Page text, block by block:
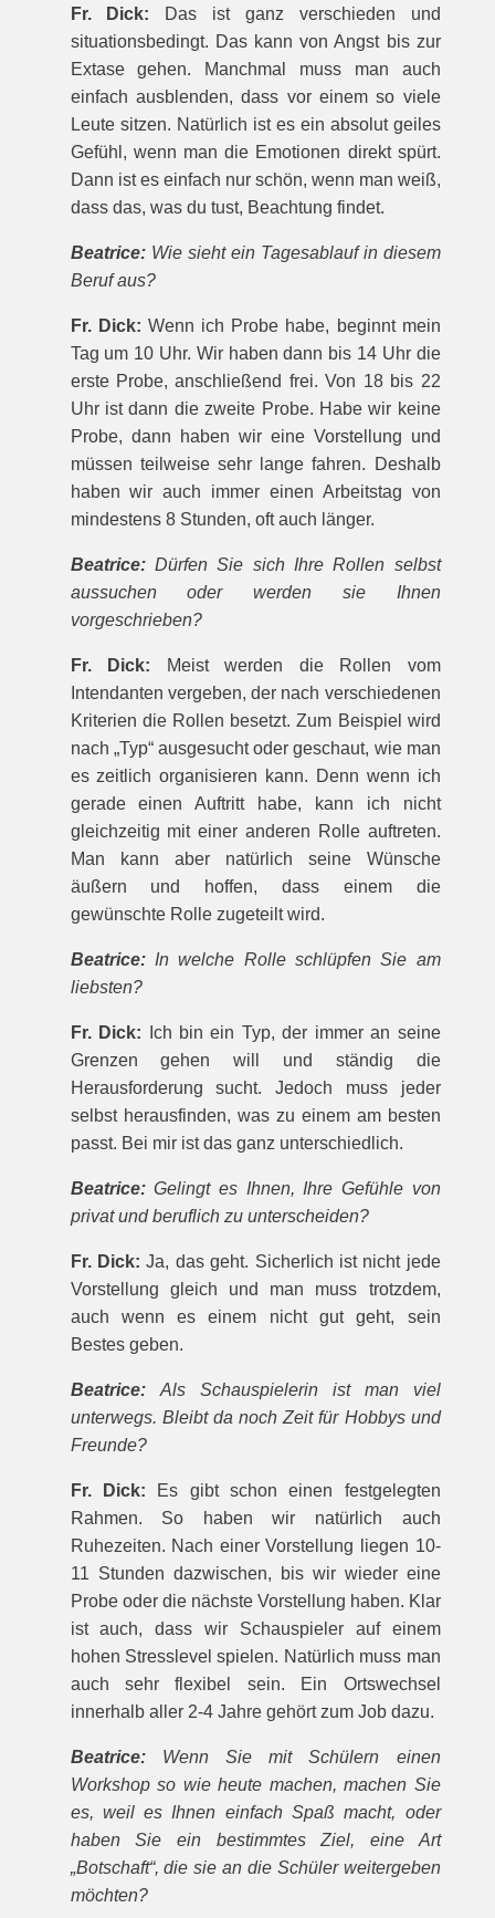
Fr. Dick:
Das ist ganz verschieden und
situationsbedingt. Das kann von Angst bis zur
Extase gehen. Manchmal muss man auch
einfach ausblenden, dass vor einem so viele
Leute sitzen. Natürlich ist es ein absolut geiles
Gefühl, wenn man die Emotionen direkt spürt.
Dann ist es einfach nur schön, wenn man weiß,
dass das, was du tust, Beachtung findet.
Beatrice: Wie sieht ein Tagesablauf in diesem
Beruf aus?
Fr. Dick: Wenn ich Probe habe, beginnt mein
Tag um 10 Uhr. Wir haben dann bis 14 Uhr die
erste Probe, anschließend frei. Von 18 bis 22
Uhr ist dann die zweite Probe. Habe wir keine
Probe, dann haben wir eine Vorstellung und
müssen teilweise sehr lange fahren. Deshalb
haben wir auch immer einen Arbeitstag von
mindestens 8 Stunden, oft auch länger.
Beatrice: Dürfen Sie sich Ihre Rollen selbst
aussuchen oder werden sie Ihnen
vorgeschrieben?
Fr. Dick:
Meist werden die Rollen vom
Intendanten vergeben, der nach verschiedenen
Kriterien die Rollen besetzt. Zum Beispiel wird
nach „Typ“ ausgesucht oder geschaut, wie man
es zeitlich organisieren kann. Denn wenn ich
gerade einen Auftritt habe, kann ich nicht
gleichzeitig mit einer anderen Rolle auftreten.
Man kann aber natürlich seine Wünsche
äußern und hoffen, dass einem die
gewünschte Rolle zugeteilt wird.
Beatrice: In welche Rolle schlüpfen Sie am
liebsten?
Fr. Dick:
Ich bin ein Typ, der immer an seine
Grenzen gehen will und ständig die
Herausforderung sucht. Jedoch muss jeder
selbst herausfinden, was zu einem am besten
passt. Bei mir ist das ganz unterschiedlich.
Beatrice:Gelingt es Ihnen, Ihre Gefühle von
privat und beruflich zu unterscheiden?
Fr. Dick:Ja, das geht. Sicherlich ist nicht jede
Vorstellung gleich und man muss trotzdem,
auch wenn es einem nicht gut geht, sein
Bestes geben.
Beatrice: Als Schauspielerin ist man viel
unterwegs. Bleibt da noch Zeit für Hobbys und
Freunde?
Fr. Dick:
Es gibt schon einen festgelegten
Rahmen. So haben wir natürlich auch
Ruhezeiten. Nach einer Vorstellung liegen 10-
11 Stunden dazwischen, bis wir wieder eine
Probe oder die nächste Vorstellung haben. Klar
ist auch, dass wir Schauspieler auf einem
hohen Stresslevel spielen. Natürlich muss man
auch sehr flexibel sein. Ein Ortswechsel
innerhalb aller 2-4 Jahre gehört zum Job dazu.
Beatrice: Wenn Sie mit Schülern einen
Workshop so wie heute machen, machen Sie
es, weil es Ihnen einfach Spaß macht, oder
haben Sie ein bestimmtes Ziel, eine Art
„Botschaft“, die sie an die Schüler weitergeben
möchten?